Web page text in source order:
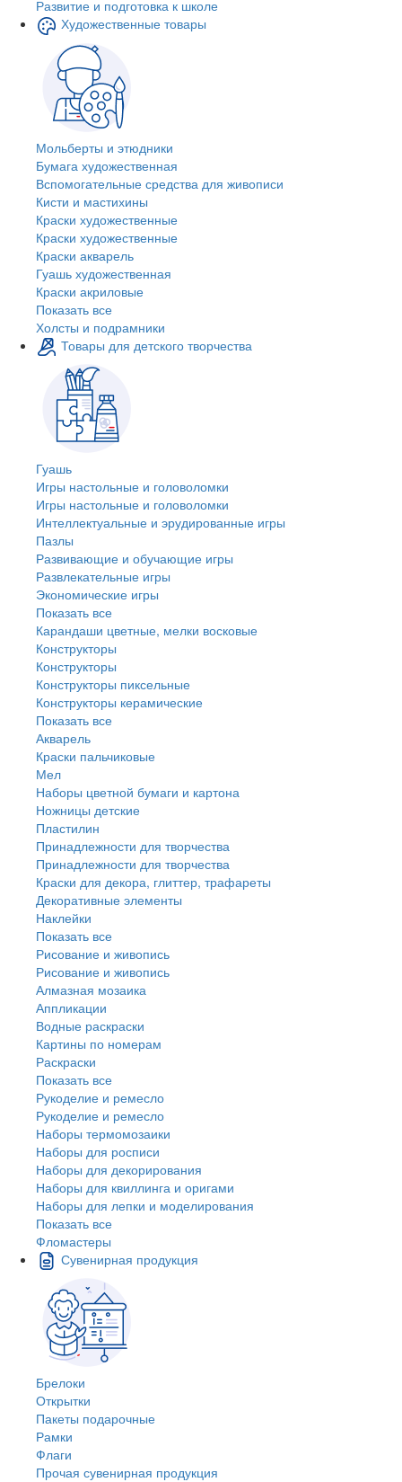
Развитие и подготовка к школе
Художественные товары
Мольберты и этюдники
Бумага художественная
Вспомогательные средства для живописи
Кисти и мастихины
Краски художественные
Краски художественные
Краски акварель
Гуашь художественная
Краски акриловые
Показать все
Холсты и подрамники
Товары для детского творчества
Гуашь
Игры настольные и головоломки
Игры настольные и головоломки
Интеллектуальные и эрудированные игры
Пазлы
Развивающие и обучающие игры
Развлекательные игры
Экономические игры
Показать все
Карандаши цветные, мелки восковые
Конструкторы
Конструкторы
Конструкторы пиксельные
Конструкторы керамические
Показать все
Акварель
Краски пальчиковые
Мел
Наборы цветной бумаги и картона
Ножницы детские
Пластилин
Принадлежности для творчества
Принадлежности для творчества
Краски для декора, глиттер, трафареты
Декоративные элементы
Наклейки
Показать все
Рисование и живопись
Рисование и живопись
Алмазная мозаика
Аппликации
Водные раскраски
Картины по номерам
Раскраски
Показать все
Рукоделие и ремесло
Рукоделие и ремесло
Наборы термомозаики
Наборы для росписи
Наборы для декорирования
Наборы для квиллинга и оригами
Наборы для лепки и моделирования
Показать все
Фломастеры
Сувенирная продукция
Брелоки
Открытки
Пакеты подарочные
Рамки
Флаги
Прочая сувенирная продукция